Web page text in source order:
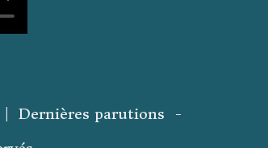
Dernières parutions -